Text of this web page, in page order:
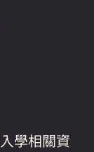
學相關資